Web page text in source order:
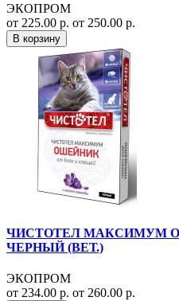
ЭКОПРОМ
от 225.00 р. от 250.00 р.
В корзину
ЧИСТОТЕЛ МАКСИМУМ
ЧЕРНЫЙ (ВЕТ.)
ЭКОПРОМ
от 234.00 р. от 260.00 р.